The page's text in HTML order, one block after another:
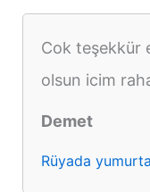
Cok teşekkür
olsun icim
Demet
Rüyada